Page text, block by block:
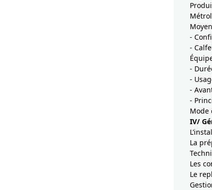
-
-
-
-
-
-
Mode
IV/
La
Les
Le